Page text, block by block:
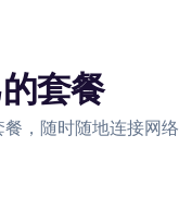
套餐
，随时随地连接网